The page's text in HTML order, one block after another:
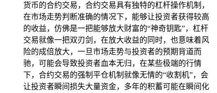
货币的合约交易，合约交易具有独特的杠杆操作机制，
在市场走势判断准确的情况下，能够让投资者获得较高
的收益，仿佛是一把能够放大财富的“神奇钥匙”，杠杆
交易就像一把双刃剑，在放大收益的同时，也意味着风
险的成倍放大，一旦市场走势与投资者的预期背道而
驰，可能会导致投资者血本无归，在某些极端的行情
下，合约交易的强制平仓机制就像无情的“收割机”，会
让投资者瞬间损失大量资金，多年的积蓄可能在瞬间化